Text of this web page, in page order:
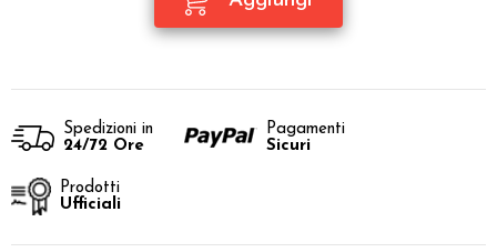
Spedizioni in
24/72 Ore
Pagamenti
Sicuri
Prodotti
Ufficiali